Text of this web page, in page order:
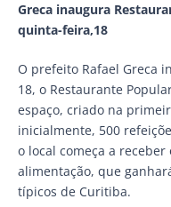
Greca inaugura
quinta-feira,18
O prefeito Rafael Greca
18, o Restaurante
espaço, criado na
inicialmente, 500
o local começa a
alimentação, que
típicos de Curitiba.